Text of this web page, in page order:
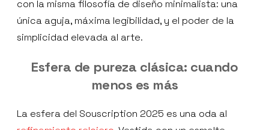
con la misma filosofía de diseño minimalista: una
única aguja, máxima legibilidad, y el poder de la
simplicidad elevada al arte.
Esfera de pureza clásica: cuando
menos es más
La esfera del Souscription 2025 es una oda al